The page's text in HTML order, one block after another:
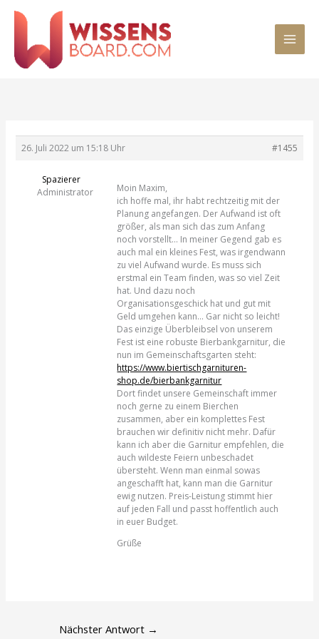
Inhalt
26. Juli 2022 um 15:18 Uhr #1455
Spazierer
Administrator
Moin Maxim,
ich hoffe mal, ihr habt rechtzeitig mit der
Planung angefangen. Der Aufwand ist oft
größer, als man sich das zum Anfang
noch vorstellt… In meiner Gegend gab es
auch mal ein kleines Fest, was irgendwann
zu viel Aufwand wurde. Es muss sich
erstmal ein Team finden, was so viel Zeit
hat. Und dazu noch
Organisationsgeschick hat und gut mit
Geld umgehen kann… Gar nicht so leicht!
Das einzige Überbleibsel von unserem
Fest ist eine robuste Bierbankgarnitur, die
nun im Gemeinschaftsgarten steht:
https://www.biertischgarnituren-
shop.de/bierbankgarnitur
Dort findet unsere Gemeinschaft immer
noch gerne zu einem Bierchen
zusammen, aber ein komplettes Fest
brauchen wir definitiv nicht mehr. Dafür
kann ich aber die Garnitur empfehlen, die
auch wildeste Feiern unbeschadet
übersteht. Wenn man einmal sowas
angeschafft hat, kann man die Garnitur
ewig nutzen. Preis-Leistung stimmt hier
auf jeden Fall und passt hoffentlich auch
in euer Budget.
Grüße
Nächster Antwort →